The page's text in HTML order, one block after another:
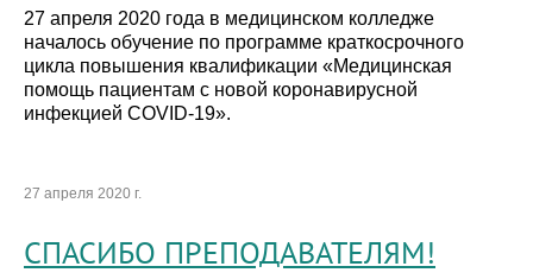
27 апреля 2020 года в медицинском колледже
началось обучение по программе краткосрочного
цикла повышения квалификации «Медицинская
помощь пациентам с новой коронавирусной
инфекцией COVID-19».
27 апреля 2020 г.
СПАСИБО ПРЕПОДАВАТЕЛЯМ!